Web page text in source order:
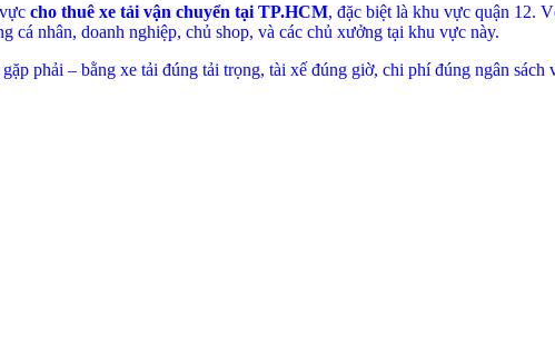
cho thuê xe tải vận chuyển tại TP.HCM, đặc biệt là khu vực quận 12.
cá nhân, doanh nghiệp, chủ shop, và các chủ xưởng tại khu vực này.
gặp phải – bằng xe tải đúng tải trọng, tài xế đúng giờ, chi phí đúng ngân sách